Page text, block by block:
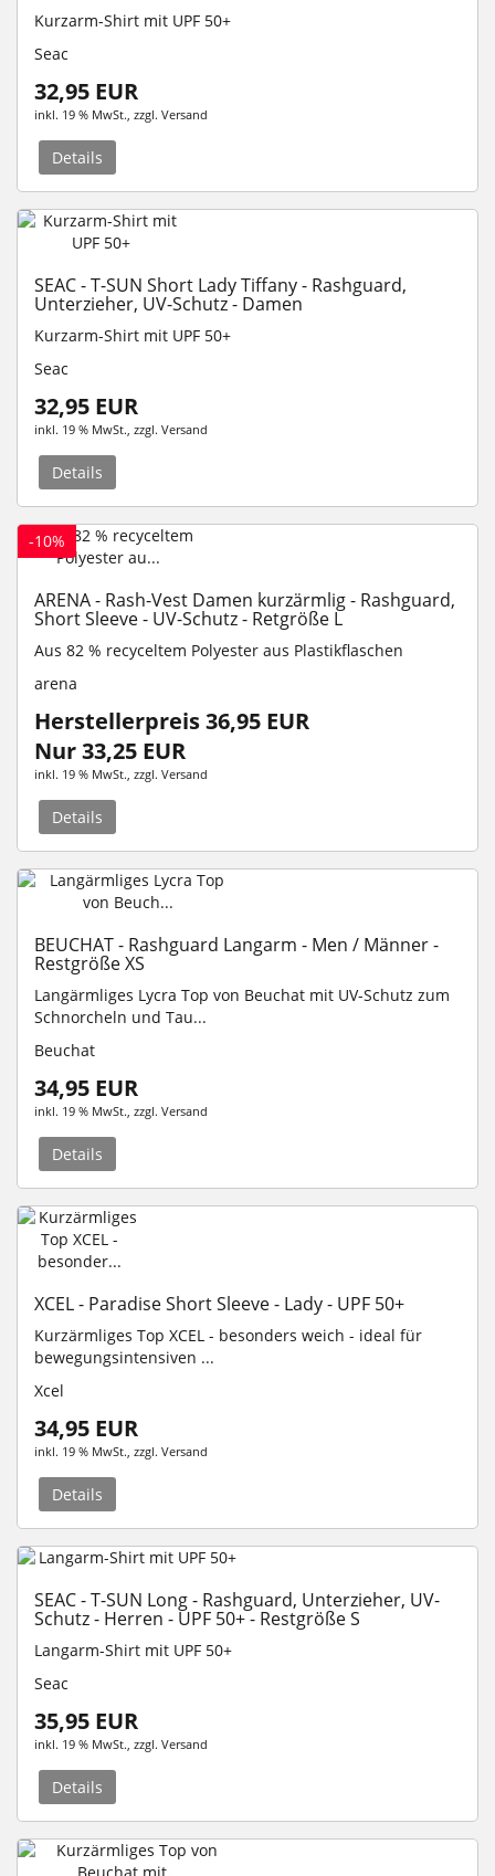
Kurzarm-Shirt mit UPF 50+
Seac
32,95 EUR
inkl. 19 % MwSt. , zzgl. Versand
Details
SEAC - T-SUN Short Lady Tiffany - Rashguard,
Unterzieher, UV-Schutz - Damen
Kurzarm-Shirt mit UPF 50+
Seac
32,95 EUR
inkl. 19 % MwSt. , zzgl. Versand
Details
-10%
ARENA - Rash-Vest Damen kurzärmlig - Rashguard,
Short Sleeve - UV-Schutz - Retgröße L
Aus 82 % recyceltem Polyester aus Plastikflaschen
arena
Herstellerpreis 36,95 EUR
Nur 33,25 EUR
inkl. 19 % MwSt. , zzgl. Versand
Details
BEUCHAT - Rashguard Langarm - Men / Männer -
Restgröße XS
Langärmliges Lycra Top von Beuchat mit UV-Schutz zum
Schnorcheln und Tau...
Beuchat
34,95 EUR
inkl. 19 % MwSt. , zzgl. Versand
Details
XCEL - Paradise Short Sleeve - Lady - UPF 50+
Kurzärmliges Top XCEL - besonders weich - ideal für
bewegungsintensiven ...
Xcel
34,95 EUR
inkl. 19 % MwSt. , zzgl. Versand
Details
SEAC - T-SUN Long - Rashguard, Unterzieher, UV-
Schutz - Herren - UPF 50+ - Restgröße S
Langarm-Shirt mit UPF 50+
Seac
35,95 EUR
inkl. 19 % MwSt. , zzgl. Versand
Details